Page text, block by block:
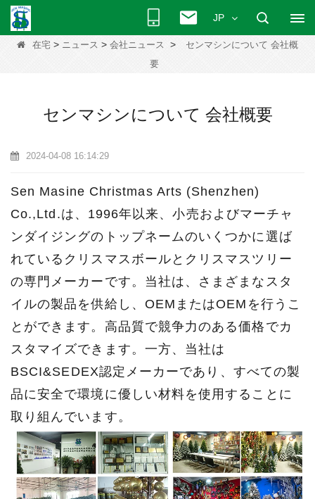
JP
在宅 > ニュース > 会社ニュース >
センマシンについて 会社概
要
センマシンについて 会社概要
2024-04-08 16:14:29
Sen Masine Christmas Arts (Shenzhen)
Co.,Ltd.は、1996年以来、小売およびマーチャ
ンダイジングのトップネームのいくつかに選ば
れているクリスマスボールとクリスマスツリー
の専門メーカーです。当社は、さまざまなスタ
イルの製品を供給し、OEMまたはOEMを行うこ
とができます。高品質で競争力のある価格でカ
スタマイズできます。一方、当社は
BSCI&SEDEX認定メーカーであり、すべての製
品に安全で環境に優しい材料を使用することに
取り組んでいます。